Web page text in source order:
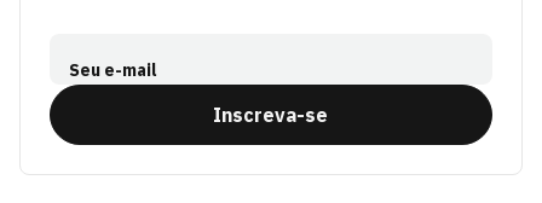
Seu e-mail
Inscreva-se